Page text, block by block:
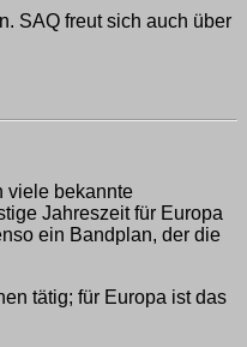
SAQ freut sich auch über
viele bekannte
Jahreszeit für Europa
ein Bandplan, der die
tätig; für Europa ist das